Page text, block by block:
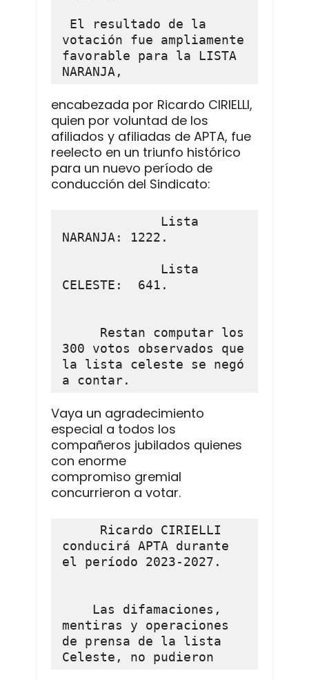
votación fue ampliamente
favorable para la LISTA
NARANJA,
encabezada por Ricardo CIRIELLI,
quien por voluntad de los
afiliados y afiliadas de APTA, fue
reelecto en un triunfo histórico
para un nuevo período de
conducción del Sindicato:
NARANJA: 1222.
CELESTE:  641.
300 votos observados que
la lista celeste se negó
a contar.
Vaya un agradecimiento
especial a todos los
compañeros jubilados quienes
con enorme
compromiso gremial
concurrieron a votar.
conducirá APTA durante
el período 2023-2027.
mentiras y operaciones
de prensa de la lista
Celeste, no pudieron